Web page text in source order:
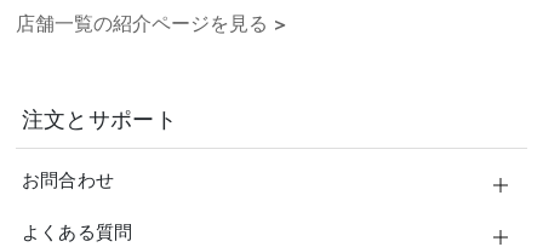
店舗一覧の紹介ページを見る >
注文とサポート
お問合わせ
よくある質問